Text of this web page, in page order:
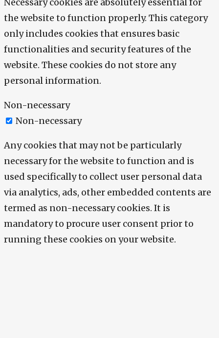
the website to function properly. This category
only includes cookies that ensures basic
functionalities and security features of the
website. These cookies do not store any
personal information.
Non-necessary
Non-necessary
Any cookies that may not be particularly
necessary for the website to function and is
used specifically to collect user personal data
via analytics, ads, other embedded contents are
termed as non-necessary cookies. It is
mandatory to procure user consent prior to
running these cookies on your website.